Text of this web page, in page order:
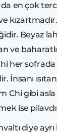
en çok
Beyaz
ve
her
İnsanı
Chi gibi
ise
diye